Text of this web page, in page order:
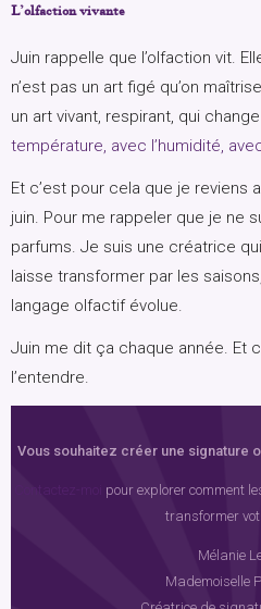
L’olfaction vivante
Juin rappelle que l’olfaction vit.
n’est pas un art figé qu’on
un art vivant, respirant, qui
température, avec l’humidité,
Et c’est pour cela que je reviens
juin. Pour me rappeler que je ne
parfums. Je suis une créatrice
laisse transformer par les
langage olfactif évolue.
Juin me dit ça chaque année. Et
l’entendre.
Vous souhaitez créer une signature
pour explorer comment
transformer
Mélanie
Mademoiselle